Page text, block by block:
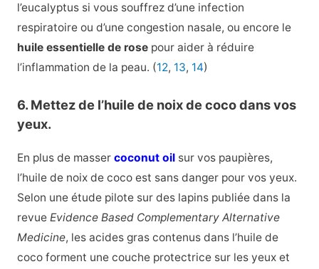
l’eucalyptus si vous souffrez d’une infection
respiratoire ou d’une congestion nasale, ou encore le
huile essentielle de rose pour aider à réduire
l’inflammation de la peau. (12, 13, 14)
6. Mettez de l’huile de noix de coco dans vos
yeux.
En plus de masser coconut oilsur vos paupières,
l’huile de noix de coco est sans danger pour vos yeux.
Selon une étude pilote sur des lapins publiée dans la
revue Evidence Based Complementary Alternative
Medicine, les acides gras contenus dans l’huile de
coco forment une couche protectrice sur les yeux et